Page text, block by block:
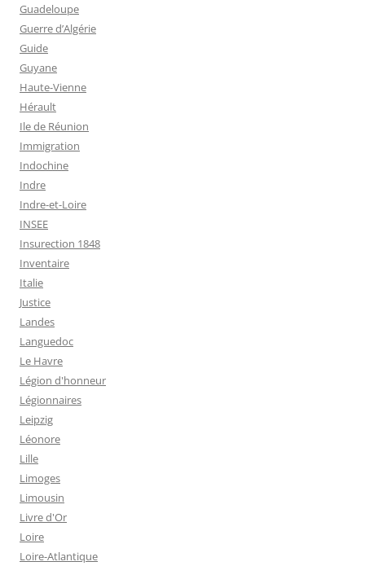
Guadeloupe
Guerre d’Algérie
Guide
Guyane
Haute-Vienne
Hérault
Ile de Réunion
Immigration
Indochine
Indre
Indre-et-Loire
INSEE
Insurection 1848
Inventaire
Italie
Justice
Landes
Languedoc
Le Havre
Légion d'honneur
Légionnaires
Leipzig
Léonore
Lille
Limoges
Limousin
Livre d'Or
Loire
Loire-Atlantique